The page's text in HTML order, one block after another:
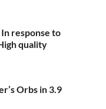
response to
quality
Orbs in 3.9